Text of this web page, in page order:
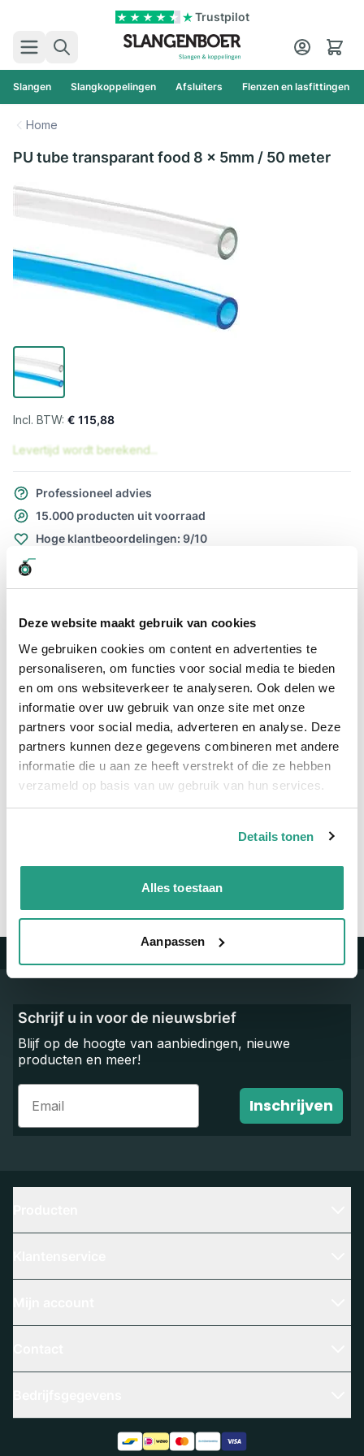
Deze website maakt gebruik van cookies
We gebruiken cookies om content en advertenties te
personaliseren, om functies voor social media te bieden
en om ons websiteverkeer te analyseren. Ook delen we
informatie over uw gebruik van onze site met onze
partners voor social media, adverteren en analyse. Deze
partners kunnen deze gegevens combineren met andere
informatie die u aan ze heeft verstrekt of die ze hebben
verzameld op basis van uw gebruik van hun services.
Details tonen
Alles toestaan
Aanpassen
Trustpilot
Zoek
Cart
Slangen Slangkoppelingen Afsluiters Flenzen en lasfittingen
Home
PU tube transparant food 8 x 5mm / 50 meter
€ 115,88
Levertijd wordt berekend...
Professioneel advies
15.000 producten uit voorraad
Hoge klantbeoordelingen: 9/10
Meer informatie
Meer informatie
Maatvoering koppeling 8 x 5mm
Materiaal Polyether - Polyurethaan
Vragen? Neem dan nu contact op
Schrijf u in voor de nieuwsbrief
Blijf op de hoogte van aanbiedingen, nieuwe
producten en meer!
Email
Inschrijven